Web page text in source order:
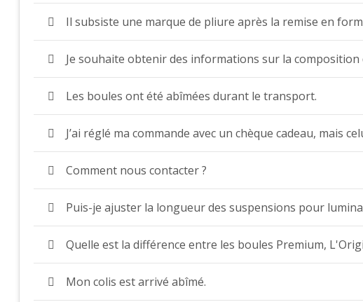
Il subsiste une marque de pliure après la remise en
Je souhaite obtenir des informations sur la composition
Les boules ont été abîmées durant le transport.
J’ai réglé ma commande avec un chèque cadeau, mais
Comment nous contacter ?
Puis-je ajuster la longueur des suspensions pour
Quelle est la différence entre les boules Premium,
Mon colis est arrivé abîmé.